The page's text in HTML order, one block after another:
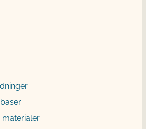
materialer